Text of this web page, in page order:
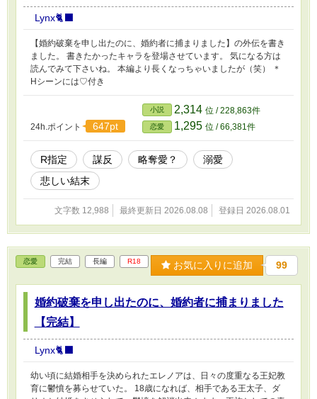
Lynx🐈‍⬛
【婚約破棄を申し出たのに、婚約者に捕まりました】の外伝を書き
ました。 書きたかったキャラを登場させています。 気になる方は
読んでみて下さいね。 本編より長くなっちゃいましたが（笑） ＊
Hシーンには♡付き
24h.ポイント 647pt
小説 2,314 位 / 228,863件
恋愛 1,295 位 / 66,381件
R指定 謀反 略奪愛？
溺愛
悲しい結末
文字数 12,988 最終更新日 2026.08.08 登録日 2026.08.01
恋愛 完結 長編 R18 お気に入りに追加 99
婚約破棄を申し出たのに、婚約者に捕まりました
【完結】
Lynx🐈‍⬛
幼い頃に結婚相手を決められたエレノアは、日々の度重なる王妃教
育に鬱憤を募らせていた。 18歳になれば、相手である王太子、ダ